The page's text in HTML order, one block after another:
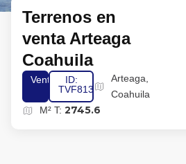
Terrenos en
venta Arteaga
Coahuila
Venta
ID:
TVF813
Arteaga,
Coahuila
M² T: 2745.6